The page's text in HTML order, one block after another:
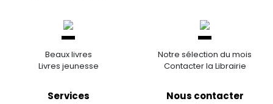
Beaux livres
Livres jeunesse
Notre sélection du mois
Contacter la Librairie
Services Nous contacter